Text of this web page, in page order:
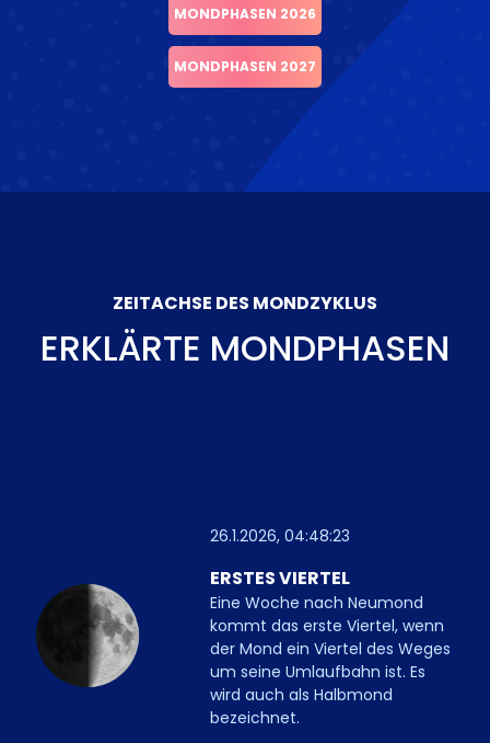
MONDPHASEN 2026
MONDPHASEN 2027
ZEITACHSE DES MONDZYKLUS
ERKLÄRTE MONDPHASEN
26.1.2026, 04:48:23
ERSTES VIERTEL
Eine Woche nach Neumond
kommt das erste Viertel, wenn
der Mond ein Viertel des Weges
um seine Umlaufbahn ist. Es
wird auch als Halbmond
bezeichnet.